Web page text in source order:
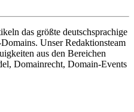
das größte deutschsprachige
Unser Redaktionsteam
aus den Bereichen
Domainrecht, Domain-Events